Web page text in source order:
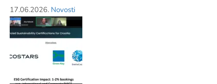
17.06.2026. Novosti